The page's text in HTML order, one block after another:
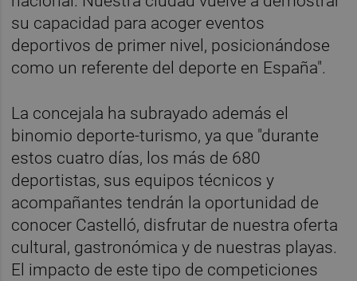
su capacidad para acoger eventos
deportivos de primer nivel, posicionándose
como un referente del deporte en España".
La concejala ha subrayado además el
binomio deporte-turismo, ya que "durante
estos cuatro días, los más de 680
deportistas, sus equipos técnicos y
acompañantes tendrán la oportunidad de
conocer Castelló, disfrutar de nuestra oferta
cultural, gastronómica y de nuestras playas.
El impacto de este tipo de competiciones